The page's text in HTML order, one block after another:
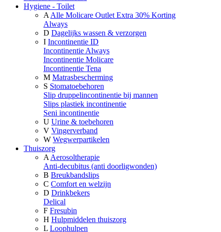
Hygiene - Toilet
A Alle Molicare Outlet Extra 30% Korting
Always
D Dagelijks wassen & verzorgen
I Incontinentie ID
Incontinentie Always
Incontinentie Molicare
Incontinentie Tena
M Matrasbescherming
S Stomatoebehoren
Slip druppelincontinentie bij mannen
Slips plastiek incontinentie
Seni incontinentie
U Urine & toebehoren
V Vingerverband
W Wegwerpartikelen
Thuiszorg
A Aerosoltherapie
Anti-decubitus (anti doorligwonden)
B Breukbandslips
C Comfort en welzijn
D Drinkbekers
Delical
F Fresubin
H Hulpmiddelen thuiszorg
L Loophulpen